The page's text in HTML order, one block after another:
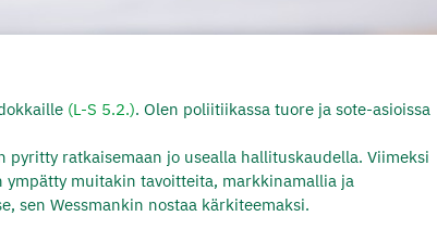
(L-S 5.2.). Olen poliitiikassa tuore ja sote-asioissa
pyritty ratkaisemaan jo usealla hallituskaudella. Viimeksi
muitakin tavoitteita, markkinamallia ja
sen Wessmankin nostaa kärkiteemaksi.